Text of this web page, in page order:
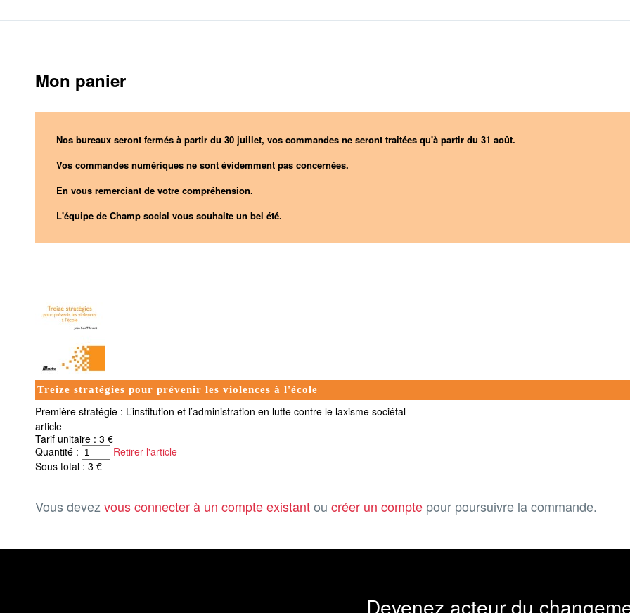
Mon panier
Nos bureaux seront fermés à partir du 30 juillet, vos commandes ne seront traitées qu'à partir du 31 août.
Vos commandes numériques ne sont évidemment pas concernées.
En vous remerciant de votre compréhension.
L'équipe de Champ social vous souhaite un bel été.
Treize stratégies pour prévenir les violences à l'école
Première stratégie : L’institution et l’administration en lutte contre le laxisme sociétal
article
Tarif unitaire : 3 €
Quantité :
Retirer l'article
Sous total : 3 €
Vous devezvous connecter à un compte existantou créer un compte pour poursuivre la commande.
Devenez acteur du